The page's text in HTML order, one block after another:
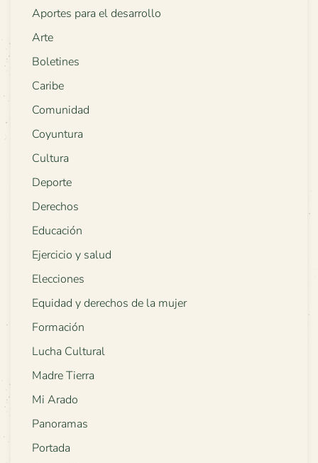
Aportes para el desarrollo
Arte
Boletines
Caribe
Comunidad
Coyuntura
Cultura
Deporte
Derechos
Educación
Ejercicio y salud
Elecciones
Equidad y derechos de la mujer
Formación
Lucha Cultural
Madre Tierra
Mi Arado
Panoramas
Portada